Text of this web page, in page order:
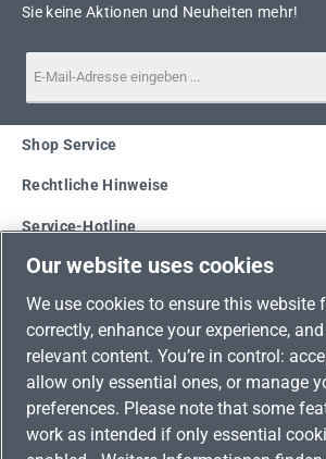
Sie keine Aktionen und Neuheiten mehr!
Service-Hotline
Shop Service
Rechtliche Hinweise
Unsere Vorteile
Versandarten
Zahlungsarten
Adresse
Umweltschutz & Partnerschaft
Our website uses cookies
We use cookies to ensure this website
correctly, enhance your experience,
relevant content. You’re in control:
allow only essential ones, or manage
preferences. Please note that some
work as intended if only essential